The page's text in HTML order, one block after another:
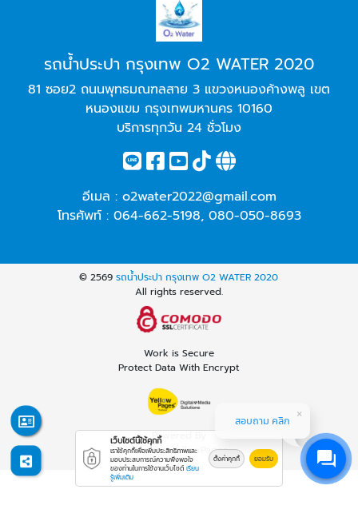
รถน้ำประปา กรุงเทพ O2 WATER 2020
81 ซอย2 ถนนพุทธมณฑลสาย 3 แขวงหนองค้างพลู เขต
หนองแขม กรุงเทพมหานคร 10160
บริการทุกวัน 24 ชั่วโมง
อีเมล : o2water2022@gmail.com
โทรศัพท์ : 064-662-5198, 080-050-8693
© 2569รถน้ำประปา กรุงเทพ O2 WATER 2020
All rights reserved.
Work is Secure
Protect Data With Encrypt
Powered By
Thailand YellowPages
เว็บไซต์นี้ใช้คุกกี้
เราใช้คุกกี้เพื่อเพิ่มประสิทธิภาพและ
มอบประสบการณ์ความพึงพอใจ
ของท่านในการใช้งานเว็บไซต์ เรียน
รู้เพิ่มเติม
ตั้งค่าคุกกี้ ยอมรับ
สอบถาม คลิก